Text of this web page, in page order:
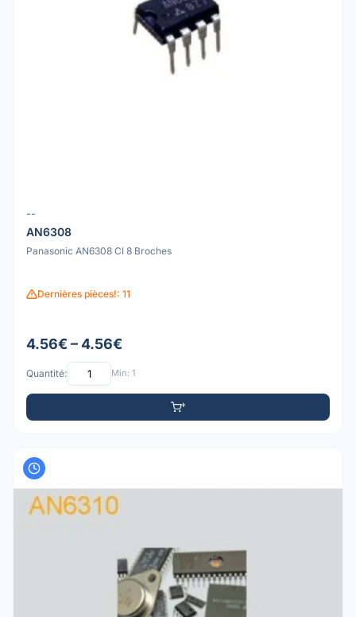
--
AN6308
Panasonic AN6308 CI 8 Broches
Dernières pièces!: 11
4.56€ – 4.56€
Quantité: Min: 1